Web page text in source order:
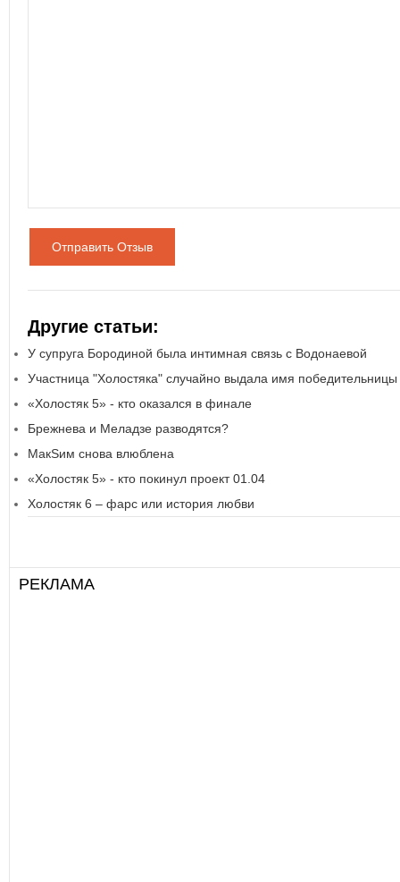
Отправить Отзыв
Другие статьи:
У супруга Бородиной была интимная связь с Водонаевой
Участница "Холостяка" случайно выдала имя победительницы
«Холостяк 5» - кто оказался в финале
Брежнева и Меладзе разводятся?
МакSим снова влюблена
«Холостяк 5» - кто покинул проект 01.04
Холостяк 6 – фарс или история любви
РЕКЛАМА